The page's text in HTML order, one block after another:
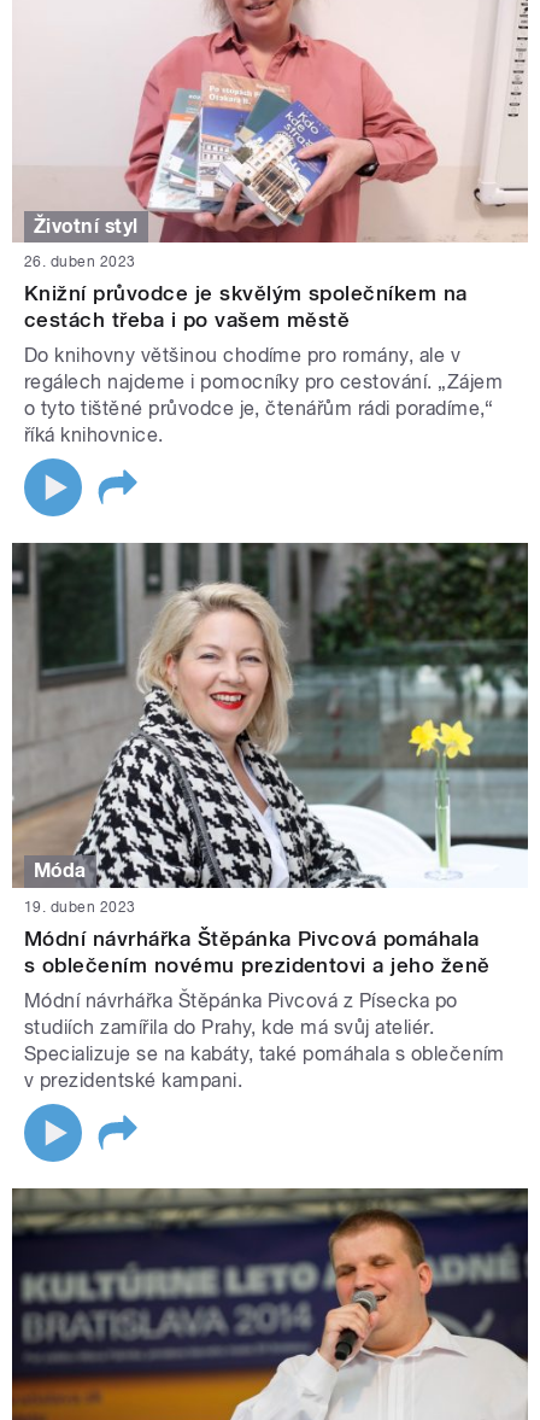
Životní styl
26. duben 2023
Knižní průvodce je skvělým společníkem na
cestách třeba i po vašem městě
Do knihovny většinou chodíme pro romány, ale v
regálech najdeme i pomocníky pro cestování. „Zájem
o tyto tištěné průvodce je, čtenářům rádi poradíme,“
říká knihovnice.
Móda
19. duben 2023
Módní návrhářka Štěpánka Pivcová pomáhala
s oblečením novému prezidentovi a jeho ženě
Módní návrhářka Štěpánka Pivcová z Písecka po
studiích zamířila do Prahy, kde má svůj ateliér.
Specializuje se na kabáty, také pomáhala s oblečením
v prezidentské kampani.